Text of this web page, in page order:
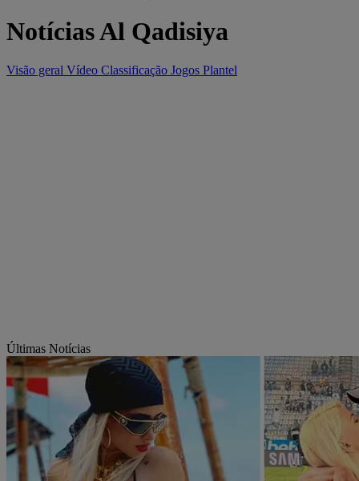
Notícias Al Qadisiya
Visão geral Vídeo Classificação Jogos Plantel
Últimas Notícias